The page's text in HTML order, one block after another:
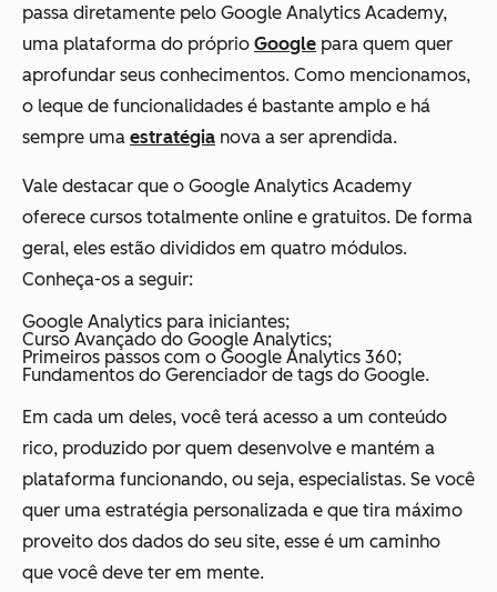
passa diretamente pelo Google Analytics Academy,
uma plataforma do próprio Google para quem quer
aprofundar seus conhecimentos. Como mencionamos,
o leque de funcionalidades é bastante amplo e há
sempre uma estratégia nova a ser aprendida.
Vale destacar que o Google Analytics Academy
oferece cursos totalmente online e gratuitos. De forma
geral, eles estão divididos em quatro módulos.
Conheça-os a seguir:
Google Analytics para iniciantes;
Curso Avançado do Google Analytics;
Primeiros passos com o Google Analytics 360;
Fundamentos do Gerenciador de tags do Google.
Em cada um deles, você terá acesso a um conteúdo
rico, produzido por quem desenvolve e mantém a
plataforma funcionando, ou seja, especialistas. Se você
quer uma estratégia personalizada e que tira máximo
proveito dos dados do seu site, esse é um caminho
que você deve ter em mente.